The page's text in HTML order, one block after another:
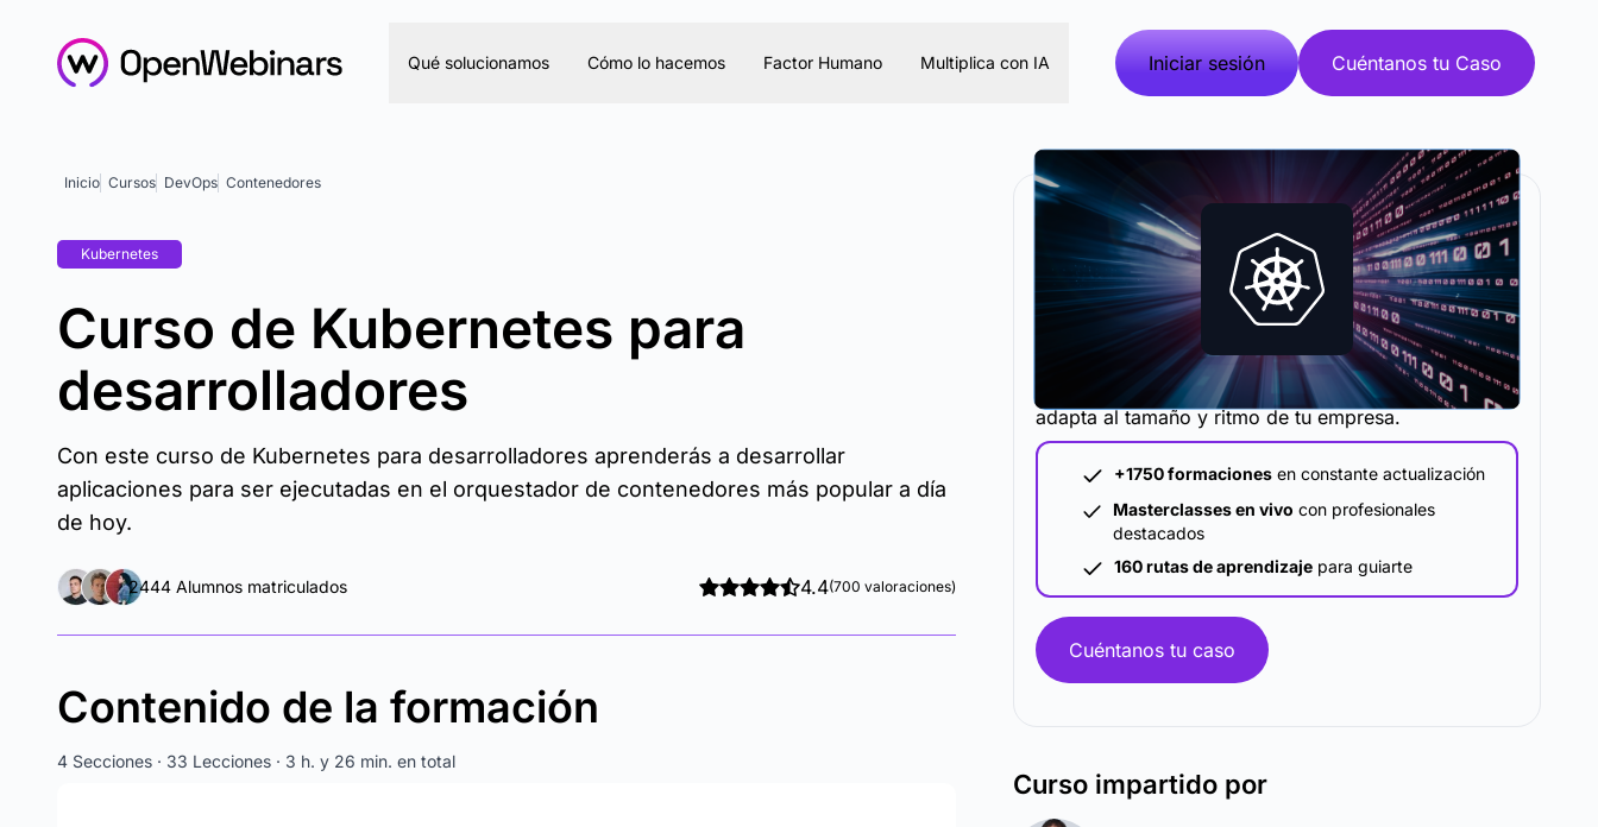
Qué solucionamos Cómo lo hacemos Factor Humano Multiplica con IA Iniciar sesión Cuéntanos tu Caso
Inicio Cursos DevOps Contenedores
Kubernetes
Curso de Kubernetes para
desarrolladores
Con este curso de Kubernetes para desarrolladores aprenderás a desarrollar
aplicaciones para ser ejecutadas en el orquestador de contenedores más popular a día
de hoy.
2444 Alumnos matriculados 4.4(700 valoraciones)
La metodología y plataforma de formación que se
adapta al tamaño y ritmo de tu empresa.
+1750 formaciones en constante actualización
Masterclasses en vivo con profesionales
destacados
160 rutas de aprendizaje para guiarte
Cuéntanos tu caso
Curso impartido por
Contenido de la formación
4 Secciones · 33 Lecciones · 3 h. y 26 min. en total